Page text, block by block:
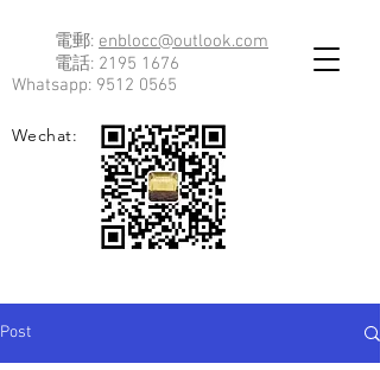
電郵: enblocc@outlook.com
電話: 2195 1676
Whatsapp: 9512 0565
Wechat:
Post